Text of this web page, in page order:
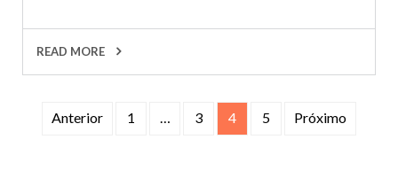
READ MORE
Navegação
Anterior 1 … 3 4 5 Próximo